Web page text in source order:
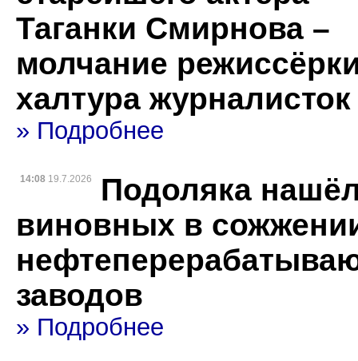
Таганки Смирнова –
молчание
халтура журналисток
» Подробнее
14:08 19.7.2026
Подоляка
виновных в
заводов
» Подробнее